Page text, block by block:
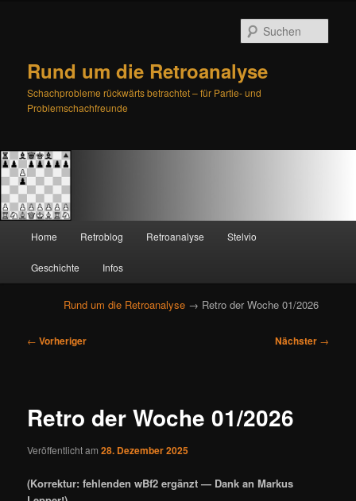
Rund um die Retroanalyse
Schachprobleme rückwärts betrachtet – für Partie- und
Problemschachfreunde
Zum
primären
Inhalt
springen
Zum
sekundären
Inhalt
springen
Home Retroblog Retroanalyse Stelvio
Geschichte Infos
Rund um die Retroanalyse → Retro der Woche 01/2026
B
a
s
a
← Vorheriger Nächster →
Retro der Woche 01/2026
Veröffentlicht am28. Dezember 2025
(Korrektur: fehlenden wBf2 ergänzt — Dank an Markus